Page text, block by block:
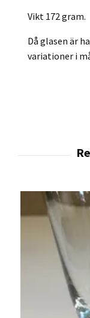
Vikt 172 gram.
Då glasen är
variationer i